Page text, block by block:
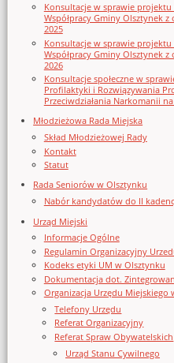
Konsultacje w sprawie projektu
Współpracy Gminy Olsztynek
2025
Konsultacje w sprawie projektu
Współpracy Gminy Olsztynek
2026
Konsultacje społeczne w
Profilaktyki i Rozwiązywania
Przeciwdziałania Narkomanii
Młodzieżowa Rada Miejska
Skład Młodzieżowej Rady
Kontakt
Statut
Rada Seniorów w Olsztynku
Nabór kandydatów do II
Urząd Miejski
Informacje Ogólne
Regulamin Organizacyjny
Kodeks etyki UM w Olsztynku
Dokumentacja dot.
Organizacja Urzędu Miejskiego
Telefony Urzędu
Referat Organizacyjny
Referat Spraw Obywatelskich
Urząd Stanu Cywilnego